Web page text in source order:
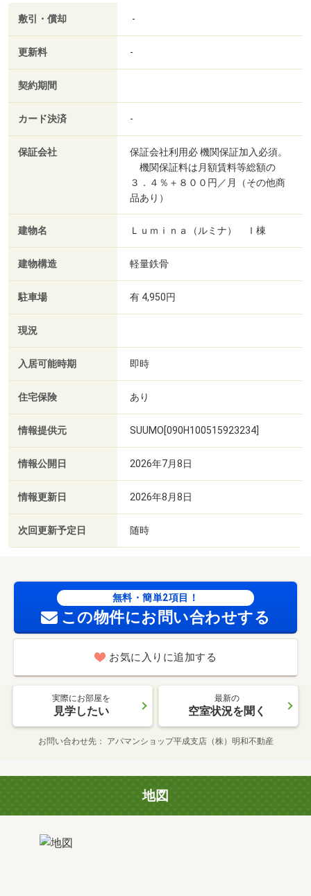
敷引・償却 -
更新料 -
契約期間
カード決済 -
保証会社
保証会社利用必 機関保証加入必須。
機関保証料は月額賃料等総額の
３．４％＋８００円／月（その他商
品あり）
建物名 Ｌｕｍｉｎａ（ルミナ） Ｉ棟
建物構造 軽量鉄骨
駐車場 有 4,950円
現況
入居可能時期 即時
住宅保険 あり
情報提供元 SUUMO[090H100515923234]
情報公開日 2026年7月8日
情報更新日 2026年8月8日
次回更新予定日 随時
無料・簡単2項目！
この物件にお問い合わせする
お気に入りに追加する
実際にお部屋を
見学したい
最新の
空室状況を聞く
お問い合わせ先 アパマンショップ平成支店（株）明和不動産
地図